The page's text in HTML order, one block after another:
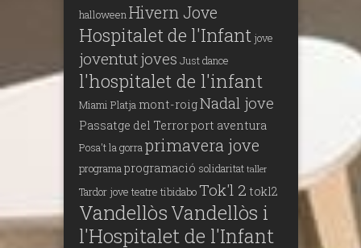
halloween Hivern Jove
Hospitalet de l'Infant jove
joventutjoves Just dance
l'hospitalet de l'infant
Miami Platja mont-roigNadal jove
Passatge del Terrorport aventura
Posa't la gorra primavera jove
programa programació solidaritat taller
Tardor jove teatre tibidaboTok'l 2 tokl2
VandellòsVandellòs i
l'Hospitalet de l'Infant